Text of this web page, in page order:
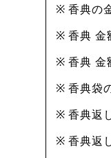
※ 香典の
※ 香典 金
※ 香典 金
※ 香典袋
※ 香典返
※ 香典返